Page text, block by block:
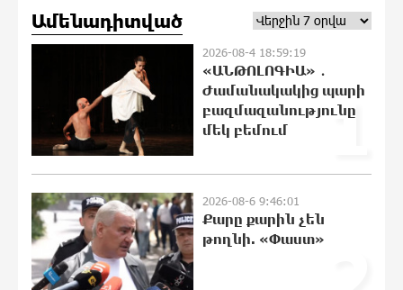
ԱՄՆ վերաքննիչ դատարանը
արգելափակել է Թրամփի 400 միլիոն
դոլար արժողությամբ Սպիտակ տան
պարահանդեսային դահլիճի
նախագիծը
21:07:27 7-08-2026
Կաթողիկոսի նկատմամբ
իշխանության հետևանք է. Հանրային
Դաշինք
21:04:08 7-08-2026
Մեր երկրում իշխանության և
Ամենադիտված
1
2026-08-4 18:59:19
«ԱՆԹՈԼՈԳԻԱ» ․
Ժամանակակից պարի
բազմազանությունը
մեկ բեմում
2026-08-6 9:46:01
Քարը քարին չեն
թողնի. «Փաստ»